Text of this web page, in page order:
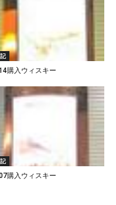
購入ウィスキー
購入ウィスキー